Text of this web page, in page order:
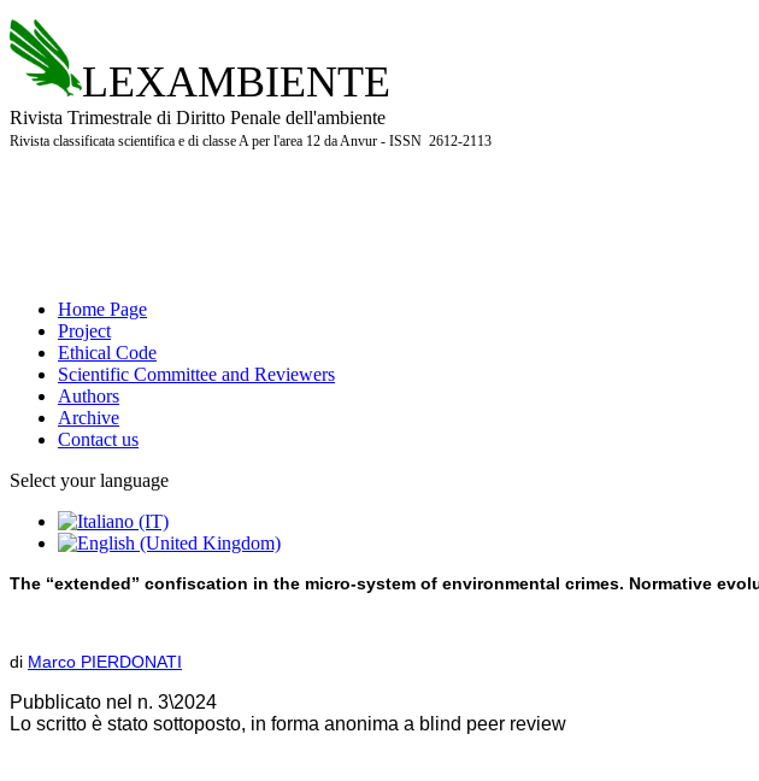
LEXAMBIENTE
Rivista Trimestrale di Diritto Penale dell'ambiente
Rivista classificata scientifica e di classe A per l'area 12 da Anvur - ISSN 2612-2113
Home Page
Project
Ethical Code
Scientific Committee and Reviewers
Authors
Archive
Contact us
Select your language
The “extended” confiscation in the micro-system of environmental crimes. Normative
di Marco PIERDONATI
Pubblicato nel n. 3\2024
Lo scritto è stato sottoposto, in forma anonima a blind peer review